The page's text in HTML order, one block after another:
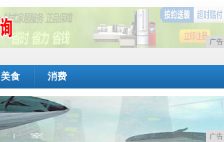
广告
美食 消费
广告